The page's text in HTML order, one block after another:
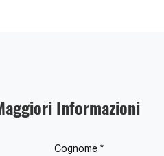
Informazioni